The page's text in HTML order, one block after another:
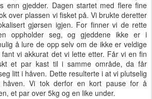
enn gjedder. Dagen startet med flere fine
over plassen vi fisket på. Vi brukte deretter
gjørsen igjen. For finner vi de rette
oppholder seg, og gjeddene ikke er i
å lure de opp selv om de ikke er veldige
vi akkurat det vi lette etter. Får vi en fin
et par kast til i samme område, da får
litt i håven. Dette resulterte i at vi plutselig
Vi tok derfor en kort pause for å
et par over 5kg og en like under.